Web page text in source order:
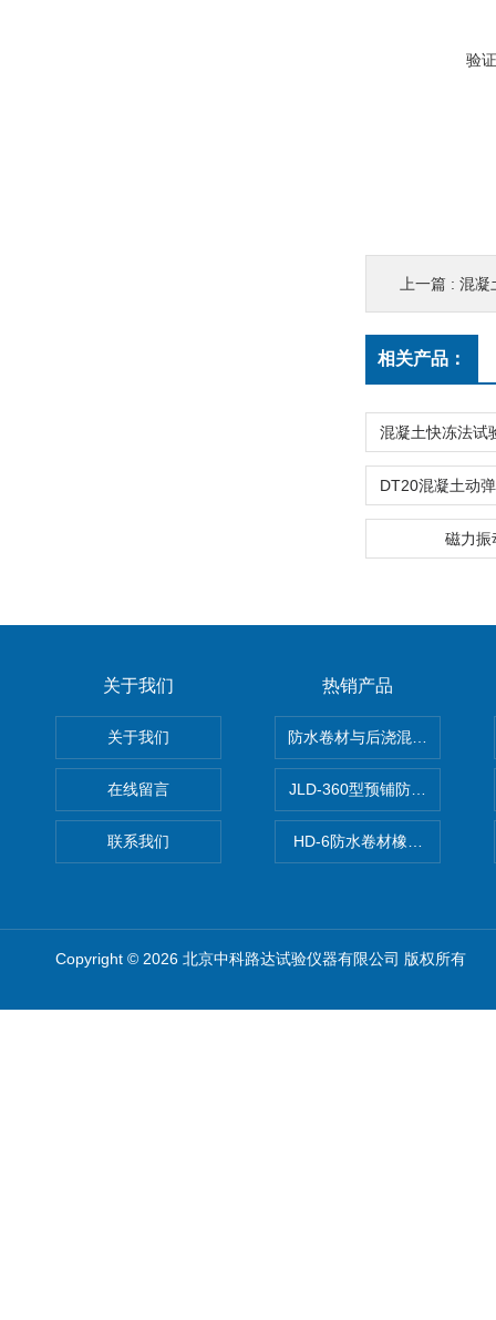
验
上一篇 : 混凝
相关产品：
磁力振
关于我们
关于我们
在线留言
联系我们
热销产品
防水卷材与后浇混凝土剥离强
JLD-360型预铺防水卷材抗冲
HD-6防水卷材橡胶测厚仪
Copyright © 2026 北京中科路达试验仪器有限公司 版权所有